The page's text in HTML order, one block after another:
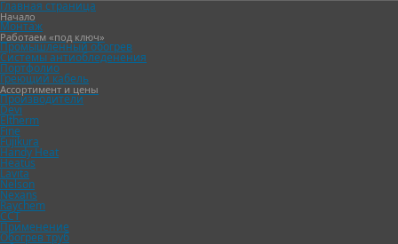
Главная страница
Начало
Монтаж
Работаем «под ключ»
Промышленный обогрев
Системы антиобледенения
Портфолио
Греющий кабель
Ассортимент и цены
Производители
Devi
Eltherm
Fine
Fujikura
Handy Heat
Heatus
Lavita
Nelson
Nexans
Raychem
ССТ
Применение
Обогрев труб